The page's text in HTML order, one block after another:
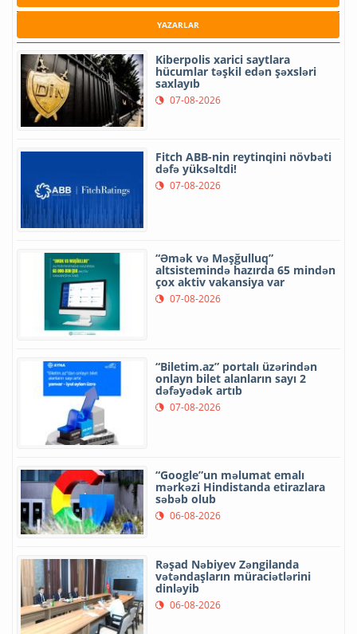
YAZARLAR
Kiberpolis xarici saytlara
hücumlar təşkil edən şəxsləri
saxlayıb
07-08-2026
Fitch ABB-nin reytinqini növbəti
dəfə yüksəltdi!
07-08-2026
“Əmək və Məşğulluq”
altsistemində hazırda 65 mindən
çox aktiv vakansiya var
07-08-2026
“Biletim.az” portalı üzərindən
onlayn bilet alanların sayı 2
dəfəyədək artıb
07-08-2026
“Google”un məlumat emalı
mərkəzi Hindistanda etirazlara
səbəb olub
06-08-2026
Rəşad Nəbiyev Zəngilanda
vətəndaşların müraciətlərini
dinləyib
06-08-2026